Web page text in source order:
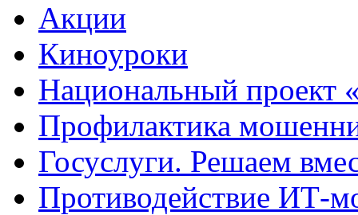
Акции
Киноуроки
Национальный проект
Профилактика
Госуслуги. Решаем
Противодействие ИТ-